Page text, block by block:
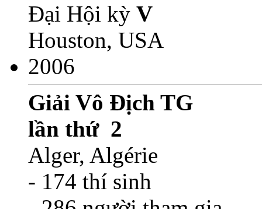
Đại Hội kỳ V
Houston, USA
2006
Giải Vô Địch TG
lần thứ 2
Alger, Algérie
- 174 thí sinh